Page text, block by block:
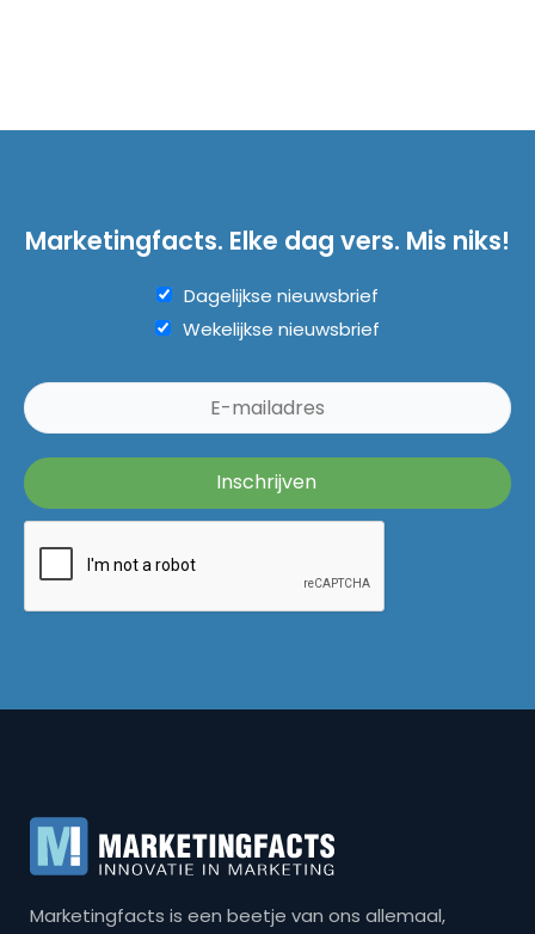
Marketingfacts. Elke dag vers. Mis niks!
Dagelijkse nieuwsbrief
Wekelijkse nieuwsbrief
Marketingfacts is een beetje van ons allemaal,